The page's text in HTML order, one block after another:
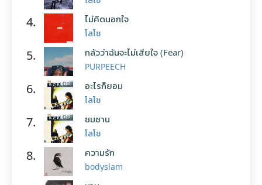
4. ไม่คิดนอกใจ
โลโซ
5. กลัวว่าฉันจะไม่เสียใจ (Fear)
PURPEECH
6. อะไรก็ยอม
โลโซ
7. ซมซาน
โลโซ
8. ความรัก
bodyslam